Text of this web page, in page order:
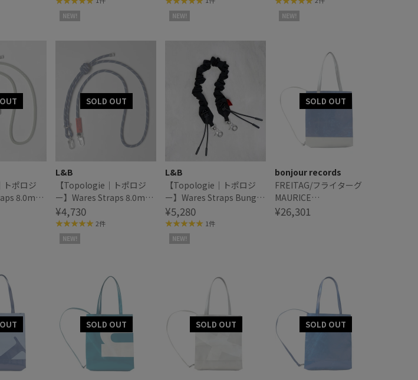
NEW! NEW! NEW!
トポロジ
8.0mm
プストラ
L&B
【Topologie｜トポロジ
ー】Wares Straps 8.0mm
Rope Strap ロープストラ
ップ
¥4,730
2件
NEW!
L&B
【Topologie｜トポロジ
ー】Wares Straps Bungee
Wrist Strap バンジーリス
トストラップ
¥5,280
1件
NEW!
bonjour records
FREITAG/フライターグ
MAURICE
BACKPACKABLE TOTE
¥26,301